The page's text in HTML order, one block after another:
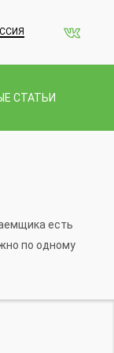
СТАТЬИ
есть
по одному